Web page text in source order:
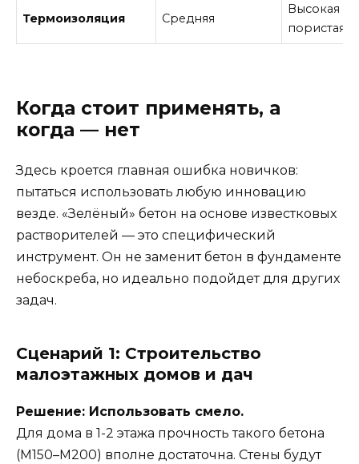
Термоизоляция Средняя
Высокая
пористая
Когда стоит применять, а
когда — нет
Здесь кроется главная ошибка новичков:
пытаться использовать любую инновацию
везде. «Зелёный» бетон на основе известковых
растворителей — это специфический
инструмент. Он не заменит бетон в фундаменте
небоскреба, но идеально подойдет для других
задач.
Сценарий 1: Строительство
малоэтажных домов и дач
Решение: Использовать смело.
Для дома в 1-2 этажа прочность такого бетона
(М150–М200) вполне достаточна. Стены будут